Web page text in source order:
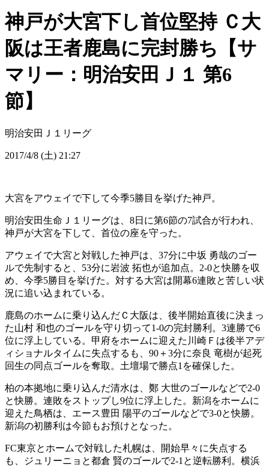
神戸が大宮下し首位堅持 Ｃ大
阪は王者鹿島に完封勝ち【サ
マリー：明治安田Ｊ１ 第6
節】
明治安田Ｊ１リーグ
2017/4/8 (土) 21:27
大宮をアウェイで下して今季5勝目を挙げた神戸。
明治安田生命Ｊ１リーグは、8日に第6節の7試合が行われ、
神戸が大宮を下して、首位の座を守った。
アウェイで大宮と対戦した神戸は、37分に中坂 勇哉のゴー
ルで先制すると、53分に岩波 拓也が追加点。2-0と快勝を収
め、今季5勝目を挙げた。対する大宮は開幕6連敗と苦しい状
況に追い込まれている。
鹿島のホームに乗り込んだＣ大阪は、後半開始直後に決まっ
た山村 和也のゴールを守り切って1-0の完封勝利。3連勝で6
位に浮上している。甲府をホームに迎えた川崎Ｆは後半アデ
ィショナルタイムに失点するも、90＋3分に奈良 竜樹が起死
回生の同点ゴールを奪取。土壇場で勝点1を確保した。
柏の本拠地に乗り込んだ清水は、鄭 大世のゴールなどで2-0
と快勝。連敗をストップし9位に浮上した。新潟をホームに
迎えた鳥栖は、エース豊田 陽平のゴールなどで3-0と快勝。
新潟の初勝利は今節もお預けとなった。
FC東京とホームで対戦した札幌は、開始早々に失点する
も、ジュリーニョと都倉 賢のゴールで2-1と逆転勝利。横浜